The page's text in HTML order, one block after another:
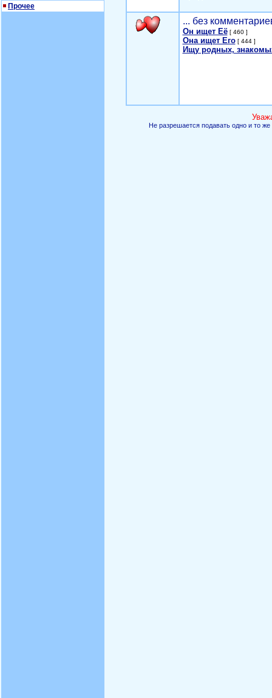
Прочее
... без
Он ищет Её[ 460 ]
Она ищет Его[ 444 ]
Ищу родных,
Не разрешается подавать одно и то